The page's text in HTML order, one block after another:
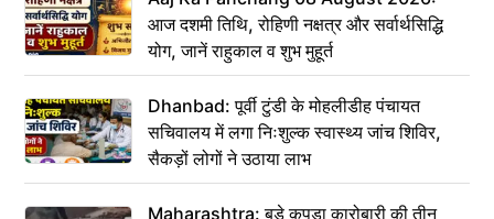
आज दशमी तिथि, रोहिणी नक्षत्र और सर्वार्थसिद्धि
योग, जानें राहुकाल व शुभ मुहूर्त
Dhanbad: पूर्वी टुंडी के मोहलीडीह पंचायत
सचिवालय में लगा निःशुल्क स्वास्थ्य जांच शिविर,
सैकड़ों लोगों ने उठाया लाभ
Maharashtra: बड़े कपड़ा कारोबारी की तीन